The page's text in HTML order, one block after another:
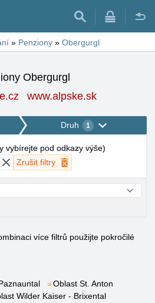
» Penziony » Obergurgl
Obergurgl
www.alpske.sk
Druh 1
vybírejte pod odkazy výše)
Zrušit filtry
více filtrů použijte pokročilé
Oblast St. Anton
Wilder Kaiser - Brixental